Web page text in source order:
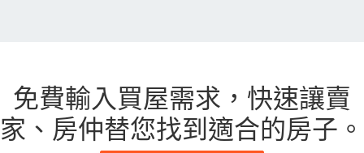
免費輸入買屋需求， 快速讓賣
家、房仲替您找到適合的房子。